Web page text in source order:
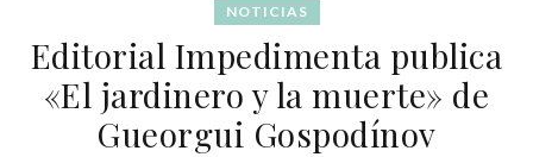
NOTICIAS
Editorial Impedimenta publica
«El jardinero y la muerte» de
Gueorgui Gospodínov